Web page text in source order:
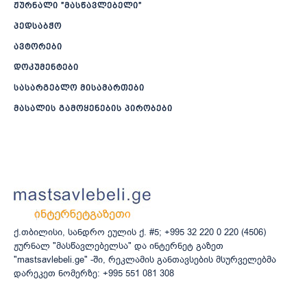
ჟურნალი ”მასწავლებელი”
პედსაბჭო
ავტორები
დოკუმენტები
სასარგებლო მისამართები
მასალის გამოყენების პირობები
ქ.თბილისი, სანდრო ეულის ქ. #5; +995 32 220 0 220 (4506)
ჟურნალ "მასწავლებელსა" და ინტერნეტ გაზეთ
"mastsavlebeli.ge" -ში, რეკლამის განთავსების მსურველებმა
დარეკეთ ნომერზე: +995 551 081 308